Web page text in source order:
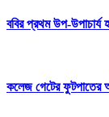
ববির প্রথম উপ-উপাচার্য
কলেজ গেটের ফুটপাতের